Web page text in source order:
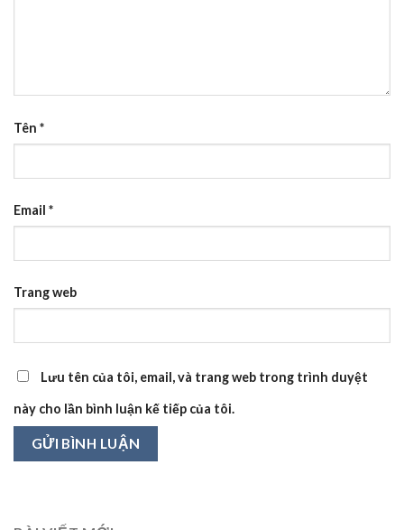
Tên *
Email *
Trang web
Lưu tên của tôi, email, và trang web trong trình duyệt
này cho lần bình luận kế tiếp của tôi.